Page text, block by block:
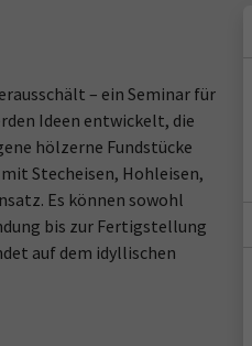
– ein Seminar für
Ideen entwickelt, die
hölzerne Fundstücke
Stecheisen, Hohleisen,
Es können sowohl
bis zur Fertigstellung
auf dem idyllischen